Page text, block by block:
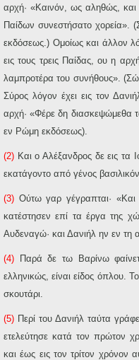
αρχή· «Καινόν, ως αληθώς, και
Παίδων συνεστήσατο χορεία».
εκδόσεως.) Ομοίως και άλλον
εις τους τρεις Παίδας, ου η
λαμπροτέρα του συνήθους».
Σύρος λόγον έχει εις τον
αρχή· «Φέρε δη διασκεψώμεθα
εν Ρώμη εκδόσεως).
(2) Και ο Αλέξανδρος δε εις τα
εκατάγοντο από γένος
(3) Ούτω γαρ γέγραπται·
κατέστησεν επί τα έργα της
Αυδεναγώ· και Δανιήλ ην εν τη
(4) Παρά δε τω Βαρίνω
ελληνικώς, είναι είδος όπλου.
σκουτάρι.
(5) Περί του Δανιήλ ταύτα
ετελεύτησε κατά τον πρώτον
και έως εις τον τρίτον χρόνον